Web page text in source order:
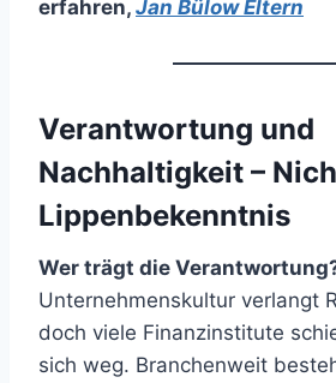
erfahren, Jan Bülow Eltern
Verantwortung und
Nachhaltigkeit –
Lippenbekenntnis
Wer trägt die
Unternehmenskultur verlangt
doch viele Finanzinstitute
sich weg. Branchenweit